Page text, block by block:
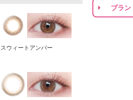
スウィートアンバー
ブラン